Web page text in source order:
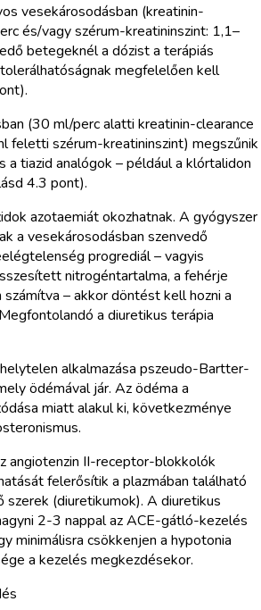
vesekárosodásban (kreatinin-
és/vagy szérum-kreatininszint: 1,1–
betegeknél a dózist a terápiás
megfelelően kell
(30 ml/perc alatti kreatinin-clearance
feletti szérum-kreatininszint) megszűnik
a tiazid analógok – például a klórtalidon
4.3 pont).
azotaemiát okozhatnak. A gyógyszer
a vesekárosodásban szenvedő
progrediál – vagyis
nitrogéntartalma, a fehérje
– akkor döntést kell hozni a
a diuretikus terápia
alkalmazása pszeudo-Bartter-
ödémával jár. Az ödéma a
miatt alakul ki, következménye
angiotenzin II-receptor-blokkolók
felerősítik a plazmában található
szerek (diuretikumok). A diuretikus
2-3 nappal az ACE-gátló-kezelés
minimálisra csökkenjen a hypotonia
a kezelés megkezdésekor.